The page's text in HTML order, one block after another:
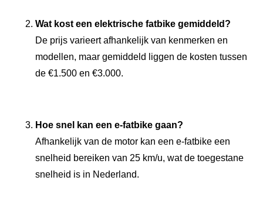
Wat kost een elektrische fatbike gemiddeld?
De prijs varieert afhankelijk van kenmerken en
modellen, maar gemiddeld liggen de kosten tussen
de €1.500 en €3.000.
Hoe snel kan een e-fatbike gaan?
Afhankelijk van de motor kan een e-fatbike een
snelheid bereiken van 25 km/u, wat de toegestane
snelheid is in Nederland.